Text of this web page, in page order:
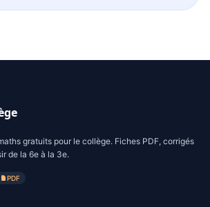
gratuits pour le collège. Fiches PDF, corrigés
de la 6e à la 3e.
PDF